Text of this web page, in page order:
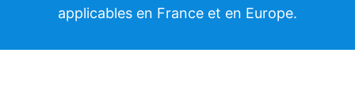
applicables en France et en Europe.